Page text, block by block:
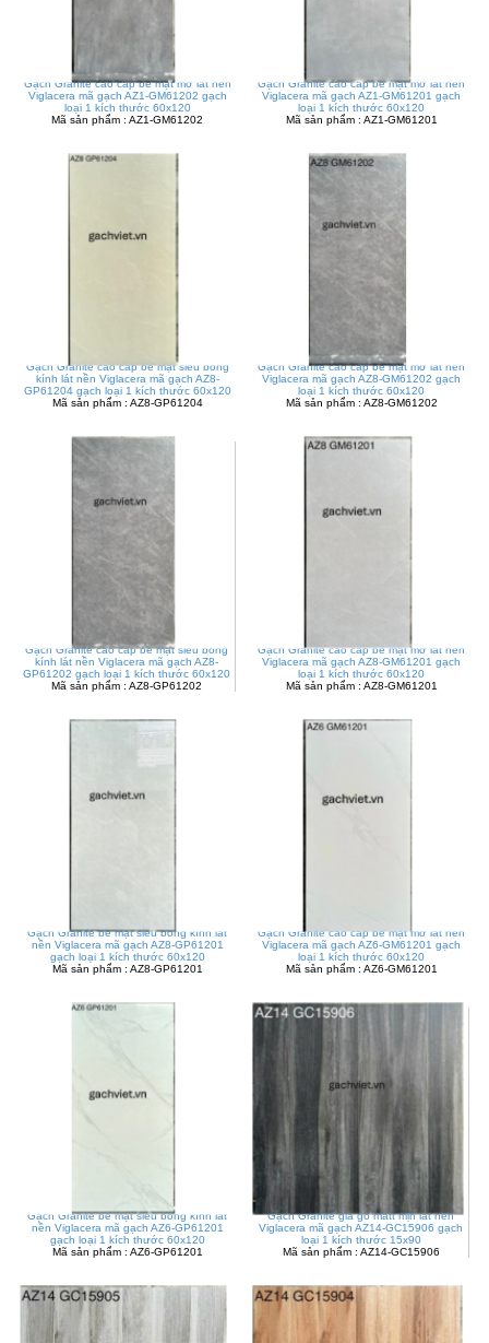
Gạch Granite cao cấp bề mặt mờ lát nền
Viglacera mã gạch AZ1-GM61202 gạch
loại 1 kích thước 60x120
Mã sản phẩm : AZ1-GM61202
Gạch Granite cao cấp bề mặt mờ lát nền
Viglacera mã gạch AZ1-GM61201 gạch
loại 1 kích thước 60x120
Mã sản phẩm : AZ1-GM61201
Gạch Granite cao cấp bề mặt siêu bóng
kính lát nền Viglacera mã gạch AZ8-
GP61204 gạch loại 1 kích thước 60x120
Mã sản phẩm : AZ8-GP61204
Gạch Granite cao cấp bề mặt mờ lát nền
Viglacera mã gạch AZ8-GM61202 gạch
loại 1 kích thước 60x120
Mã sản phẩm : AZ8-GM61202
Gạch Granite cao cấp bề mặt siêu bóng
kính lát nền Viglacera mã gạch AZ8-
GP61202 gạch loại 1 kích thước 60x120
Mã sản phẩm : AZ8-GP61202
Gạch Granite cao cấp bề mặt mờ lát nền
Viglacera mã gạch AZ8-GM61201 gạch
loại 1 kích thước 60x120
Mã sản phẩm : AZ8-GM61201
Gạch Granite bề mặt siêu bóng kính lát
nền Viglacera mã gạch AZ8-GP61201
gạch loại 1 kích thước 60x120
Mã sản phẩm : AZ8-GP61201
Gạch Granite cao cấp bề mặt mờ lát nền
Viglacera mã gạch AZ6-GM61201 gạch
loại 1 kích thước 60x120
Mã sản phẩm : AZ6-GM61201
Gạch Granite bề mặt siêu bóng kính lát
nền Viglacera mã gạch AZ6-GP61201
gạch loại 1 kích thước 60x120
Mã sản phẩm : AZ6-GP61201
Gạch Granite giả gỗ matt mịn lát nền
Viglacera mã gạch AZ14-GC15906 gạch
loại 1 kích thước 15x90
Mã sản phẩm : AZ14-GC15906